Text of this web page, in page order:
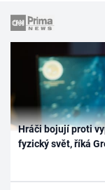
Hráči bojují proti
fyzický svět, říká